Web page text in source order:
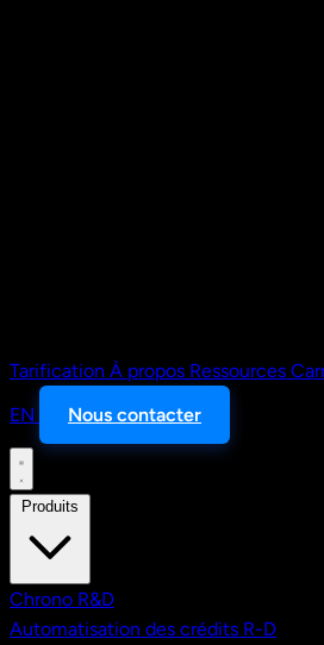
Tarification À propos Ressources
EN
Nous contacter
Chrono R&D
Automatisation des crédits R-D